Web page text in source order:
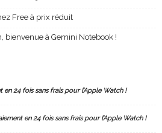
Free à prix réduit
bienvenue à Gemini Notebook !
en 24 fois sans frais pour l’Apple Watch !
en 24 fois sans frais pour l’Apple Watch !